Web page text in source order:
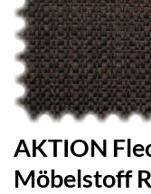
AKTION
Möbelstoff